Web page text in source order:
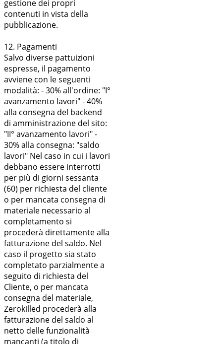
gestione dei propri
contenuti in vista della
pubblicazione.
12. Pagamenti
Salvo diverse pattuizioni
espresse, il pagamento
avviene con le seguenti
modalità: - 30% all'ordine: "I°
avanzamento lavori" - 40%
alla consegna del backend
di amministrazione del sito:
"II° avanzamento lavori" -
30% alla consegna: "saldo
lavori" Nel caso in cui i lavori
debbano essere interrotti
per più di giorni sessanta
(60) per richiesta del cliente
o per mancata consegna di
materiale necessario al
completamento si
procederà direttamente alla
fatturazione del saldo. Nel
caso il progetto sia stato
completato parzialmente a
seguito di richiesta del
Cliente, o per mancata
consegna del materiale,
Zerokilled procederà alla
fatturazione del saldo al
netto delle funzionalità
mancanti (a titolo di